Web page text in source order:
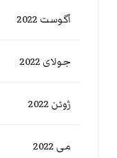
آگوست 2022
جولای 2022
ژوئن 2022
می 2022